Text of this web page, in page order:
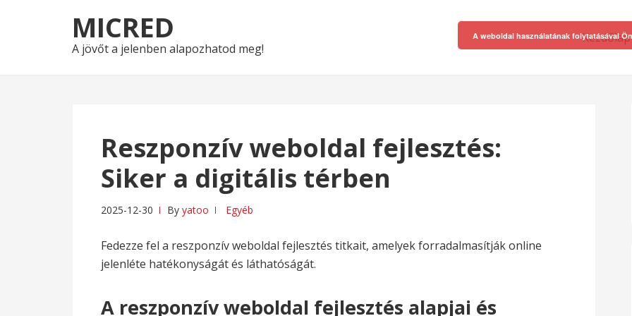
to
navigation
to
content
MICRED
A jövőt a jelenben alapozhatod meg!
Kezdőlap
Reszponzív weboldal fejlesztés:
Siker a digitális térben
2025-12-30 By yatoo Egyéb
Fedezze fel a reszponzív weboldal fejlesztés titkait, amelyek forradalmasítják online
jelenléte hatékonyságát és láthatóságát.
A reszponzív weboldal fejlesztés alapjai és
A weboldal használatának folytatásával